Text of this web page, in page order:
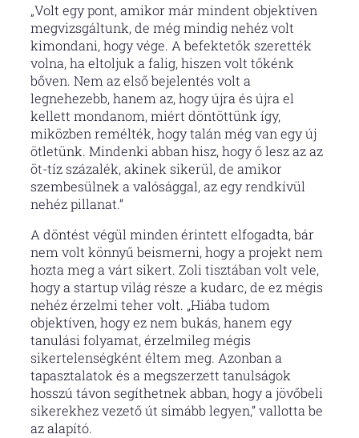
„Volt egy pont, amikor már mindent objektíven
megvizsgáltunk, de még mindig nehéz volt
kimondani, hogy vége. A befektetők szerették
volna, ha eltoljuk a falig, hiszen volt tőkénk
bőven. Nem az első bejelentés volt a
legnehezebb, hanem az, hogy újra és újra el
kellett mondanom, miért döntöttünk így,
miközben remélték, hogy talán még van egy új
ötletünk. Mindenki abban hisz, hogy ő lesz az az
öt-tíz százalék, akinek sikerül, de amikor
szembesülnek a valósággal, az egy rendkívül
nehéz pillanat.”
A döntést végül minden érintett elfogadta, bár
nem volt könnyű beismerni, hogy a projekt nem
hozta meg a várt sikert. Zoli tisztában volt vele,
hogy a startup világ része a kudarc, de ez mégis
nehéz érzelmi teher volt. „Hiába tudom
objektíven, hogy ez nem bukás, hanem egy
tanulási folyamat, érzelmileg mégis
sikertelenségként éltem meg. Azonban a
tapasztalatok és a megszerzett tanulságok
hosszú távon segíthetnek abban, hogy a jövőbeli
sikerekhez vezető út simább legyen,” vallotta be
az alapító.